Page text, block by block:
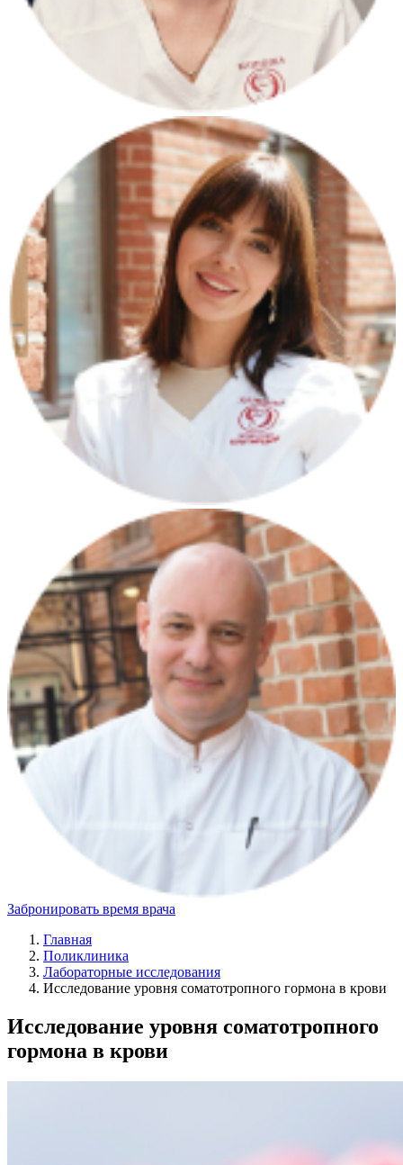
Забронировать время врача
Главная
Поликлиника
Лабораторные исследования
Исследование уровня соматотропного гормона в крови
Исследование уровня соматотропного
гормона в крови